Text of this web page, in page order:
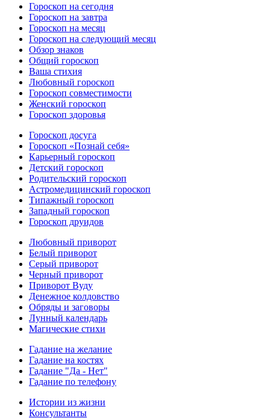
Гороскоп на сегодня
Гороскоп на завтра
Гороскоп на месяц
Гороскоп на следующий месяц
Обзор знаков
Общий гороскоп
Ваша стихия
Любовный гороскоп
Гороскоп совместимости
Женский гороскоп
Гороскоп здоровья
Гороскоп досуга
Гороскоп «Познай себя»
Карьерный гороскоп
Детский гороскоп
Родительский гороскоп
Астромедицинский гороскоп
Типажный гороскоп
Западный гороскоп
Гороскоп друидов
Любовный приворот
Белый приворот
Серый приворот
Черный приворот
Приворот Вуду
Денежное колдовство
Обряды и заговоры
Лунный календарь
Магические стихи
Гадание на желание
Гадание на костях
Гадание "Да - Нет"
Гадание по телефону
Истории из жизни
Консультанты